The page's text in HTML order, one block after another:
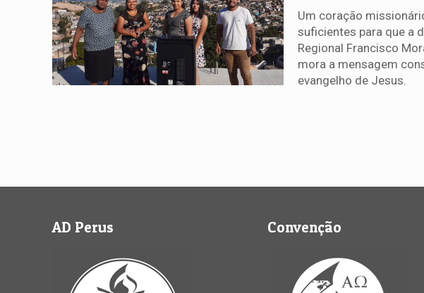
Um coração
suficientes para que a
Regional Francisco
mora a mensagem
evangelho de Jesus.
AD Perus Convenção